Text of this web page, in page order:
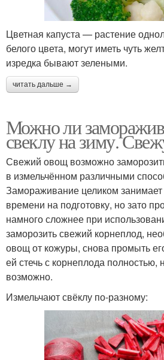
Цветная капуста — растение
белого цвета, могут иметь чуть
изредка бывают зелеными.
читать дальше →
Можно ли
свеклу на зиму.
Свежий овощ возможно
в измельчённом различными
Замораживание целиком
времени на подготовку, но зато
намного сложнее при
заморозить свежий корнеплод,
овощ от кожуры, снова промыть
ей стечь с корнеплода полностью,
возможно.
Измельчают свёклу по-разному: